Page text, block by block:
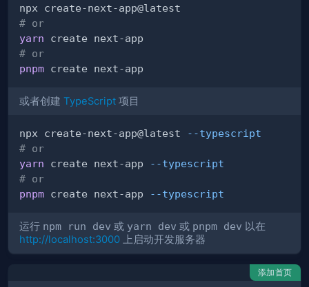
# or
yarn
# or
pnpm
或者创建 TypeScript 项目
npx create-next-app@latest
--typescript
# or
yarn create next-app
--typescript
# or
pnpm create next-app --typescript
运行 npm run dev 或 yarn dev 或 pnpm dev 以在
http://localhost:3000 上启动开发服务器
添加首页